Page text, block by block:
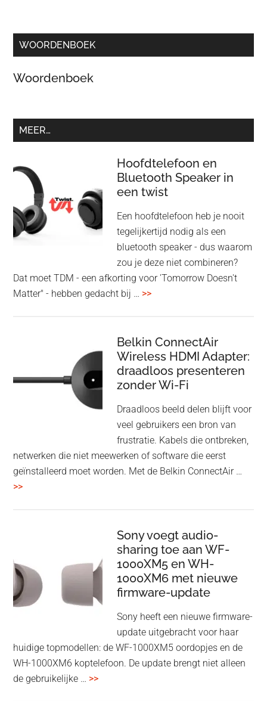
WOORDENBOEK
Woordenboek
MEER…
Hoofdtelefoon en
Bluetooth Speaker in
een twist
Een hoofdtelefoon heb je nooit
tegelijkertijd nodig als een
bluetooth speaker - dus waarom
zou je deze niet combineren?
Dat moet TDM - een afkorting voor 'Tomorrow Doesn't
Matter" - hebben gedacht bij … >>overHoofdtelefoon
Speaker
in
een
twist
Belkin ConnectAir
Wireless HDMI Adapter:
draadloos presenteren
zonder Wi-Fi
Draadloos beeld delen blijft voor
veel gebruikers een bron van
frustratie. Kabels die ontbreken,
netwerken die niet meewerken of software die eerst
geïnstalleerd moet worden. Met de Belkin ConnectAir …
>>overBelkin
draadloos
presenteren
zonder
Wi-
Sony voegt audio-
sharing toe aan WF-
1000XM5 en WH-
1000XM6 met nieuwe
firmware-update
Sony heeft een nieuwe firmware-
update uitgebracht voor haar
huidige topmodellen: de WF-1000XM5 oordopjes en de
WH-1000XM6 koptelefoon. De update brengt niet alleen
de gebruikelijke … >>overSony